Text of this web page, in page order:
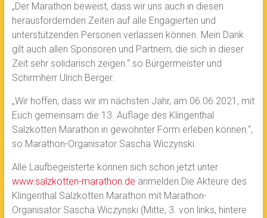
„Der Marathon beweist, dass wir uns auch in diesen
herausfordernden Zeiten auf alle Engagierten und
unterstützenden Personen verlassen können. Mein Dank
gilt auch allen Sponsoren und Partnern, die sich in dieser
Zeit sehr solidarisch zeigen.“ so Bürgermeister und
Schirmherr Ulrich Berger.
„Wir hoffen, dass wir im nächsten Jahr, am 06.06.2021, mit
Euch gemeinsam die 13. Auflage des Klingenthal
Salzkotten Marathon in gewohnter Form erleben können.“,
so Marathon-Organisator Sascha Wiczynski.
Alle Laufbegeisterte können sich schon jetzt unter
www.salzkotten-marathon.de anmelden.Die Akteure des
Klingenthal Salzkotten Marathon mit Marathon-
Organisator Sascha Wiczynski (Mitte, 3. von links, hintere